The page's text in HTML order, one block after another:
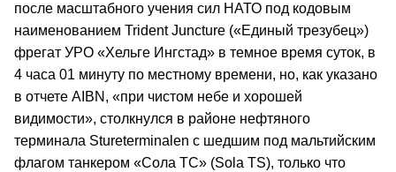
после масштабного учения сил НАТО под кодовым
наименованием Trident Juncture («Единый трезубец»)
фрегат УРО «Хельге Ингстад» в темное время суток, в
4 часа 01 минуту по местному времени, но, как указано
в отчете AIBN, «при чистом небе и хорошей
видимости», столкнулся в районе нефтяного
терминала Stureterminalen с шедшим под мальтийским
флагом танкером «Сола ТС» (Sola TS), только что